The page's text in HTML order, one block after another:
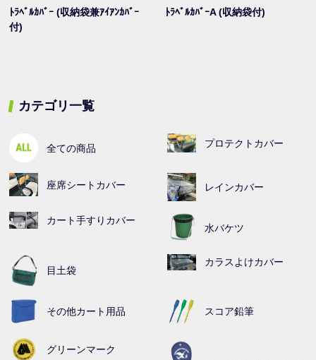
カテゴリ一覧
全ての商品 プロテクトカバー
座席シートカバー レインカバー
カート手すりカバー
水バケツ
目土袋
カラスよけカバー
その他カート用品 スコア鉛筆
グリーンマーク
ﾄﾗﾍﾞﾙｶﾊﾞｰ (収納袋兼ｱｲｱﾝｶﾊﾞｰ
付)
ﾄﾗﾍﾞﾙｶﾊﾞｰA (収納袋付)